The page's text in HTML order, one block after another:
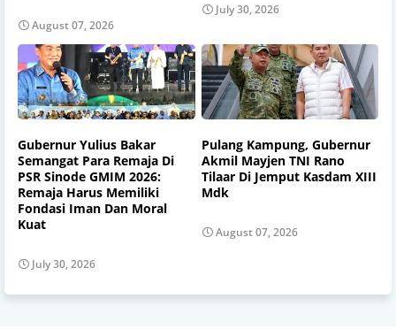
August 07, 2026
July 30, 2026
Gubernur Yulius Bakar
Semangat Para Remaja Di
PSR Sinode GMIM 2026:
Remaja Harus Memiliki
Fondasi Iman Dan Moral
Kuat
July 30, 2026
Pulang Kampung, Gubernur
Akmil Mayjen TNI Rano
Tilaar Di Jemput Kasdam XIII
Mdk
August 07, 2026